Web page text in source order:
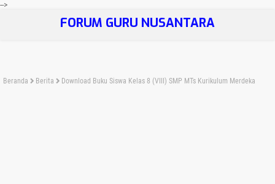
-->
FORUM GURU NUSANTARA
Beranda Berita Download Buku Siswa Kelas 8 (VIII) SMP MTs Kurikulum Merdeka